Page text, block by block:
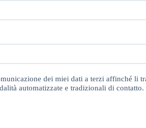
dei miei dati a terzi affinché li
automatizzate e tradizionali di contatto.